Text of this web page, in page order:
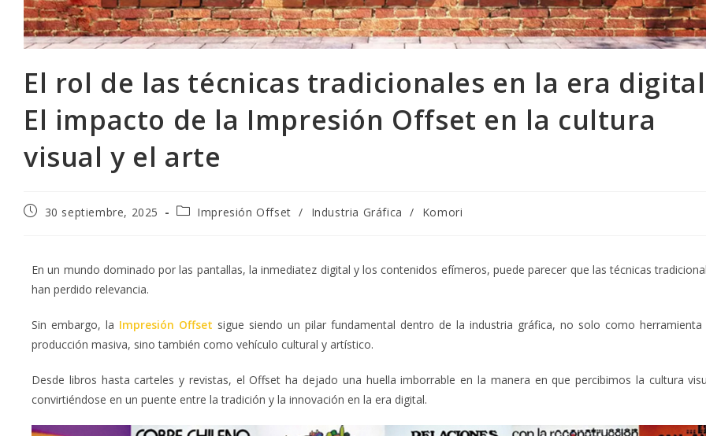
El rol de las técnicas tradicionales en la era
El impacto de la Impresión Offset en la cultura
visual y el arte
30 septiembre, 2025 Impresión Offset / Industria Gráfica / Komori
En un mundo dominado por las pantallas, la inmediatez digital y los contenidos efímeros, puede parecer que las técnicas
han perdido relevancia.
Sin embargo, la Impresión Offset sigue siendo un pilar fundamental dentro de la industria gráfica, no solo como herramienta
producción masiva, sino también como vehículo cultural y artístico.
Desde libros hasta carteles y revistas, el Offset ha dejado una huella imborrable en la manera en que percibimos la cultura
convirtiéndose en un puente entre la tradición y la innovación en la era digital.